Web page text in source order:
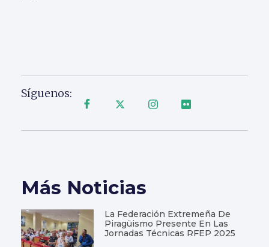
Síguenos:
Más Noticias
La Federación Extremeña De
Piragüismo Presente En Las
Jornadas Técnicas RFEP 2025